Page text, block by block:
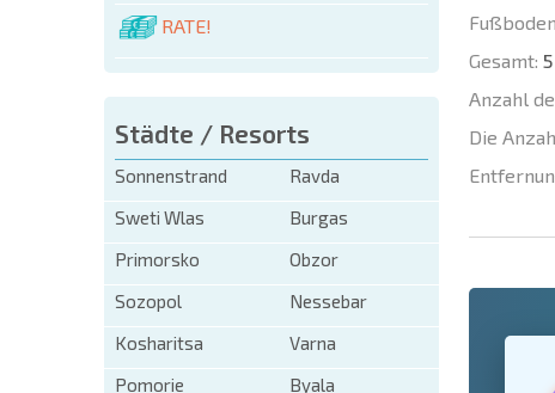
RATE!
Städte / Resorts
Sonnenstrand
Ravda
Sweti Wlas
Burgas
Primorsko
Obzor
Sozopol
Nessebar
Kosharitsa
Varna
Pomorie
Byala
Gesamt: 5
Anzahl
Die
United
+1